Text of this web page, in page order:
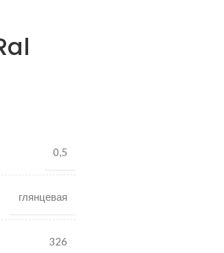
0,5
глянцевая
326